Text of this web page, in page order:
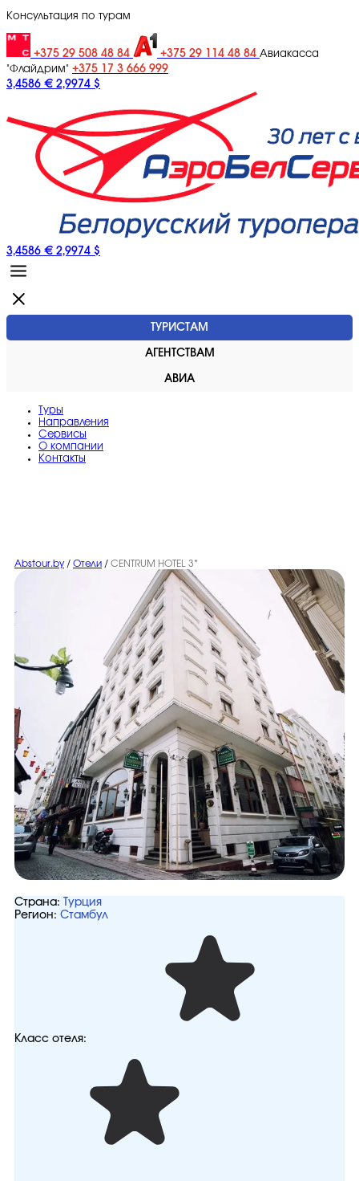
Консультация по турам
+375 29 508 48 84 +375 29 114 48 84 Авиакасса
"Флайдрим" +375 17 3 666 999
3,4586 € 2,9974 $
3,4586 € 2,9974 $
ТУРИСТАМ
АГЕНТСТВАМ
АВИА
Туры
Направления
Сервисы
O компании
Контакты
Abstour.by / Отели / CENTRUM HOTEL 3*
Страна:
Турция
Регион: Стамбул
Класс отеля: